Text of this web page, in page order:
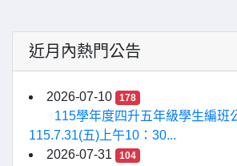
近月內熱門公告
2026-07-10 178
115學年度四升五年級學生編班
115.7.31(五)上午10：30...
2026-07-31
104